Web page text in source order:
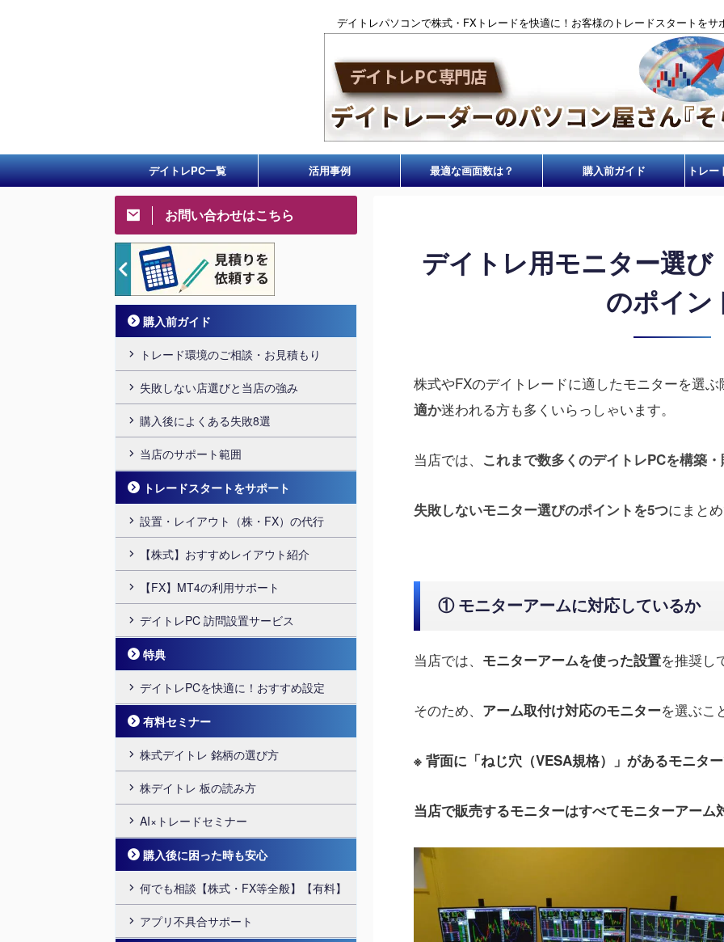
デイトレパソコンで株式・FXトレードを快適に！お客様のトレードスタートをサ
デイトレPC一覧 活用事例 最適な画面数は？ 購入前ガイド トレー
デイトレ用モニター選び
のポイン
株式やFXのデイトレードに適したモニターを選ぶ
適か迷われる方も多くいらっしゃいます。
当店では、 これまで数多くのデイトレPCを構築
失敗しないモニター選びのポイントを5つにまと
① モニターアームに対応しているか
当店では、 モニターアームを使った設置を推奨し
そのため、 アーム取付け対応のモニターを選ぶこ
※ 背面に「ねじ穴（VESA規格）」があるモニタ
当店で販売するモニターはすべてモニターアー
お問い合わせはこちら
購入前ガイド
トレード環境のご相談・お見積もり
失敗しない店選びと当店の強み
購入後によくある失敗8選
当店のサポート範囲
トレードスタートをサポート
設置・レイアウト（株・FX）の代行
【株式】おすすめレイアウト紹介
【FX】MT4の利用サポート
デイトレPC 訪問設置サービス
特典
デイトレPCを快適に！おすすめ設定
有料セミナー
株式デイトレ 銘柄の選び方
株デイトレ 板の読み方
AI×トレードセミナー
購入後に困った時も安心
何でも相談【株式・FX等全般】【有料】
アプリ不具合サポート